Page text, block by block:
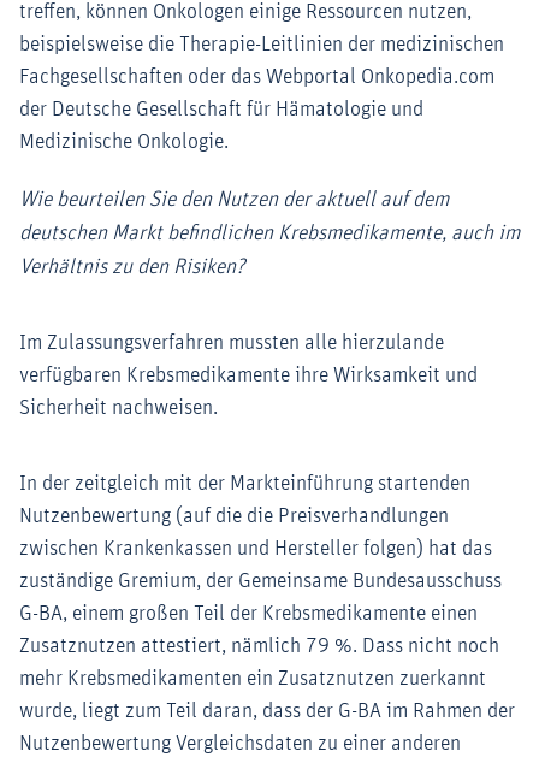
treffen, können Onkologen einige Ressourcen nutzen,
beispielsweise die Therapie-Leitlinien der medizinischen
Fachgesellschaften oder das Webportal Onkopedia.com
der Deutsche Gesellschaft für Hämatologie und
Medizinische Onkologie.
Wie beurteilen Sie den Nutzen der aktuell auf dem
deutschen Markt befindlichen Krebsmedikamente, auch im
Verhältnis zu den Risiken?
Im Zulassungsverfahren mussten alle hierzulande
verfügbaren Krebsmedikamente ihre Wirksamkeit und
Sicherheit nachweisen.
In der zeitgleich mit der Markteinführung startenden
Nutzenbewertung (auf die die Preisverhandlungen
zwischen Krankenkassen und Hersteller folgen) hat das
zuständige Gremium, der Gemeinsame Bundesausschuss
G-BA, einem großen Teil der Krebsmedikamente einen
Zusatznutzen attestiert, nämlich 79 %. Dass nicht noch
mehr Krebsmedikamenten ein Zusatznutzen zuerkannt
wurde, liegt zum Teil daran, dass der G-BA im Rahmen der
Nutzenbewertung Vergleichsdaten zu einer anderen